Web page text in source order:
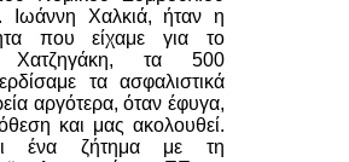
Ιωάννη Χαλκιά, ήταν η
που είχαμε για το
Χατζηγάκη, τα 500
τα ασφαλιστικά
αργότερα, όταν έφυγα,
και μας ακολουθεί.
ένα ζήτημα με τη